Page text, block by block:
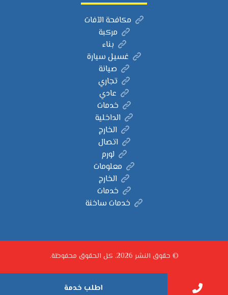
مكافحة الآفات
مركبة
بناء
غسيل سيارة
صيانة
تجاري
عادي
خدمات
الداخلية
الخارج
اتصال
لورم
معلومات
الخارج
خدمات
خدمات ساخنة
© حقوق النشر 2026. كل الحقوق محفوظة.
اطلب خدمة